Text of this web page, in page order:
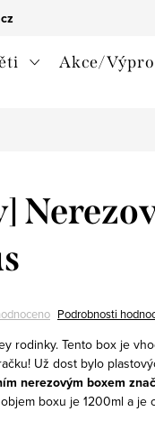
od smlouvy
Akce/
Podrobnosti
rodinky. Tento box je
Už dost bylo
nerezovým boxem
boxu je 1200ml a je